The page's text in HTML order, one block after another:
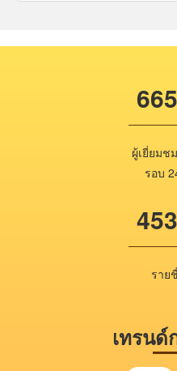
ผู้เยี่ยมช
รอบ
ราย
เทรนด์